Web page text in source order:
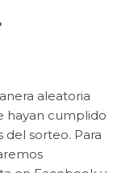
aleatoria
hayan cumplido
sorteo. Para